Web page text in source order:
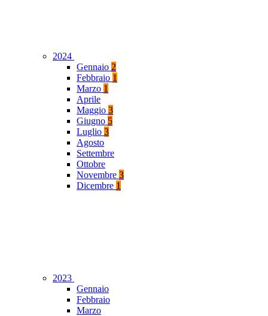
2024
Gennaio 2
Febbraio 1
Marzo 1
Aprile
Maggio 3
Giugno 5
Luglio 3
Agosto
Settembre
Ottobre
Novembre 3
Dicembre 1
2023
Gennaio
Febbraio
Marzo